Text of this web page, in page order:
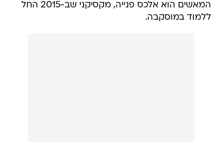
המאשים הוא אלכס פנייה, מקסיקני שב-2015 החל
ללמוד במוסקבה.